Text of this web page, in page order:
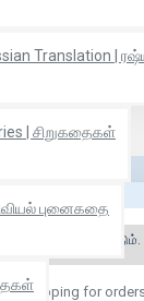
Translation |
| சிறுகதைகள்
புனைகதை
அனுப்பி வைக்கப்படும்.
shipping for